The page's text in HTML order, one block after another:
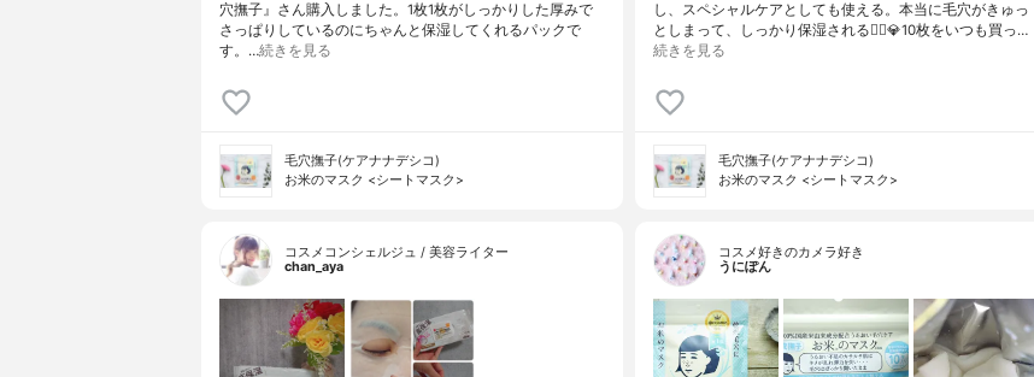
穴撫子』さん購入しました。1枚1枚がしっかりした厚みで
さっぱりしているのにちゃんと保湿してくれるパックで
す。…続きを見る
毛穴撫子(ケアナナデシコ)
お米のマスク <シートマスク>
し、スペシャルケアとしても使える。本当に毛穴がきゅっ
としまって、しっかり保湿される🙆‍♀️💎10枚をいつも買っ…
続きを見る
毛穴撫子(ケアナナデシコ)
お米のマスク <シートマスク>
コスメコンシェルジュ / 美容ライター
chan_aya
コスメ好きのカメラ好き
うにぽん